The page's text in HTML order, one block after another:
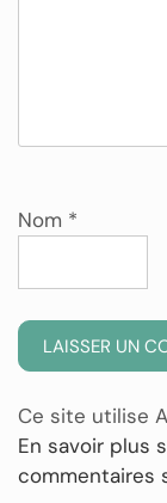
Nom *
Ce site utilise
En savoir plus
commentaires